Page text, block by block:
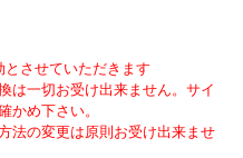
とさせていただきます
は一切お受け出来ません。サイ
かめ下さい。
法の変更は原則お受け出来ませ